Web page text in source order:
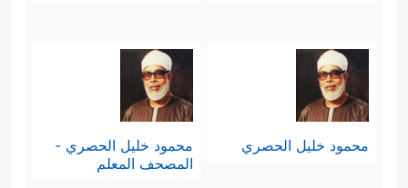
محمود خليل الحصري
محمود خليل الحصري -
المصحف المعلم